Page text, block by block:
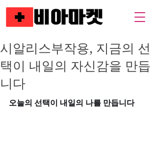
시알리스부작용, 지금의 선
택이 내일의 자신감을 만듭
니다
오늘의 선택이 내일의 나를 만듭니다